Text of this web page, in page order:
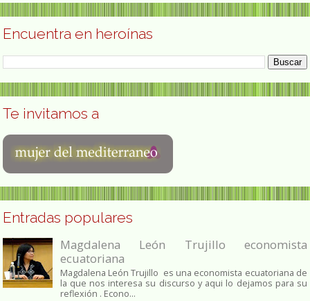
Encuentra en heroínas
Te invitamos a
Entradas populares
Magdalena León Trujillo economista
ecuatoriana
Magdalena León Trujillo es una economista ecuatoriana de
la que nos interesa su discurso y aqui lo dejamos para su
reflexión . Econo...